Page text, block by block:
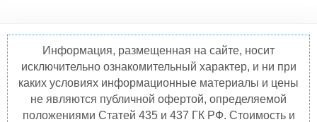
Информация, размещенная на сайте, носит
исключительно ознакомительный характер, и ни при
каких условиях информационные материалы и цены
не являются публичной офертой, определяемой
положениями Статей 435 и 437 ГК РФ. Стоимость и